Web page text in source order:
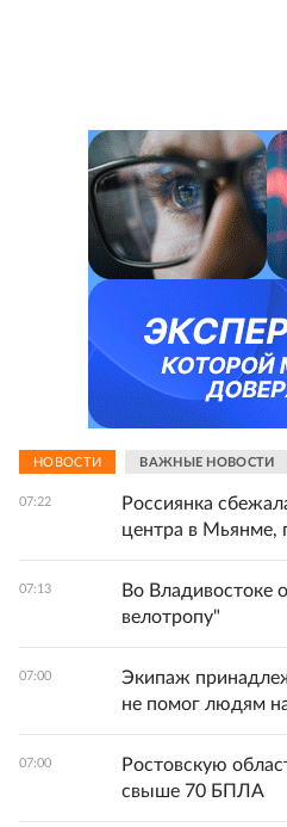
НОВОСТИ ВАЖНЫЕ НОВОСТИ
07:22
Россиянка
центра в Мьянме,
07:13
Во Владивостоке
велотропу"
07:00
Экипаж
не помог людям
07:00
Ростовскую
свыше 70 БПЛА